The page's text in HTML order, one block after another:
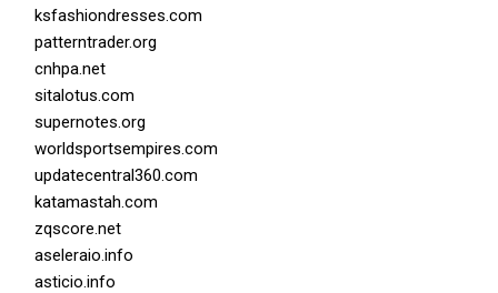
ksfashiondresses.com
patterntrader.org
cnhpa.net
sitalotus.com
supernotes.org
worldsportsempires.com
updatecentral360.com
katamastah.com
zqscore.net
aseleraio.info
asticio.info